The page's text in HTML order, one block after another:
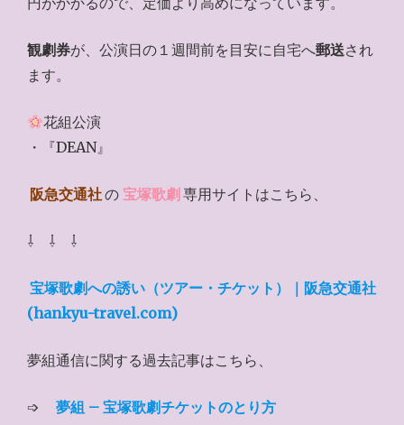
観劇券が、公演日の１週間前を目安に自宅へ郵送され
ます。
花組公演
・『DEAN』
阪急交通社の 宝塚歌劇 専用サイトはこちら、
⇩ ⇩ ⇩
宝塚歌劇への誘い（ツアー・チケット）｜阪急交通社
(hankyu-travel.com)
夢組通信に関する過去記事はこちら、
➩ 夢組 – 宝塚歌劇チケットのとり方